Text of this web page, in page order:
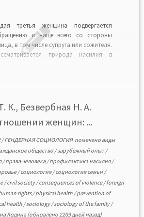
третья женщина подвергается
и чаще всего со стороны
в том числе супруга или сожителя.
природа насилия в
К., Безвербная Н. А.
женщин: ...
/ГЕНДЕРНАЯ СОЦИОЛОГИЯ помечено виды
общество /зарубежный опыт/
/права человека/профилактика насилия/
/социология/социология семьи /
/civil society/consequences of violence/foreign
rights/physical health /prevention of
health /sociology/sociology of the family/
Кодина(обновлено 2209 дней назад)